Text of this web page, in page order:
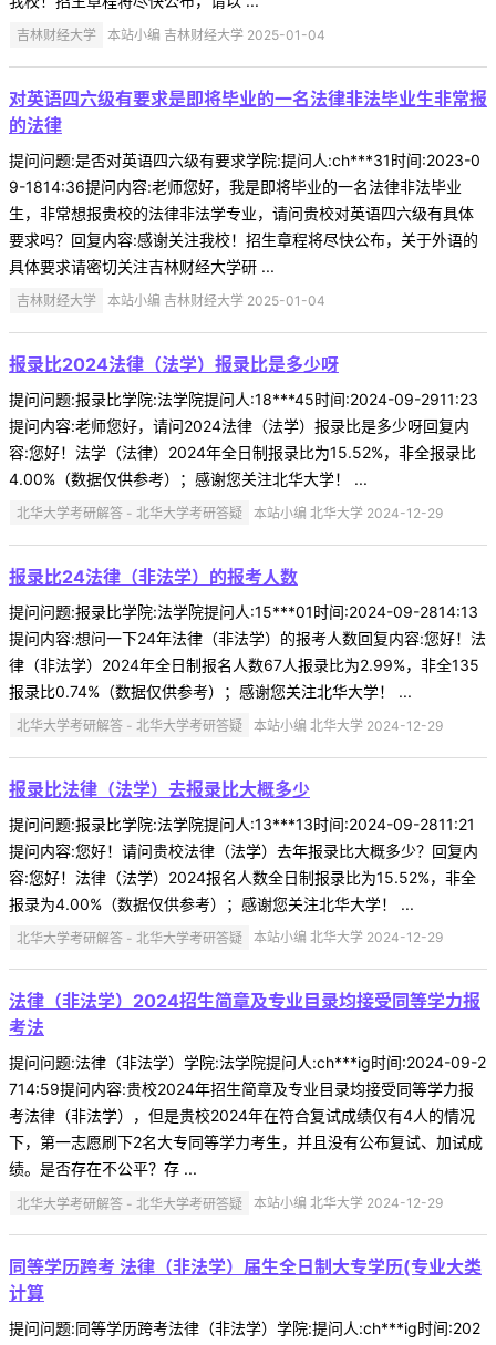
吉林财经大学 本站小编 吉林财经大学 2025-01-04
对英语四六级有要求是即将毕业的一名法律非法毕业生非常报
的法律
提问问题:是否对英语四六级有要求学院:提问人:ch***31时间:2023-0
9-1814:36提问内容:老师您好，我是即将毕业的一名法律非法毕业
生，非常想报贵校的法律非法学专业，请问贵校对英语四六级有具体
要求吗？回复内容:感谢关注我校！招生章程将尽快公布，关于外语的
具体要求请密切关注吉林财经大学研 ...
吉林财经大学 本站小编 吉林财经大学 2025-01-04
报录比2024法律（法学）报录比是多少呀
提问问题:报录比学院:法学院提问人:18***45时间:2024-09-2911:23
提问内容:老师您好，请问2024法律（法学）报录比是多少呀回复内
容:您好！法学（法律）2024年全日制报录比为15.52%，非全报录比
4.00%（数据仅供参考）；感谢您关注北华大学！ ...
北华大学考研解答 - 北华大学考研答疑 本站小编 北华大学 2024-12-29
报录比24法律（非法学）的报考人数
提问问题:报录比学院:法学院提问人:15***01时间:2024-09-2814:13
提问内容:想问一下24年法律（非法学）的报考人数回复内容:您好！法
律（非法学）2024年全日制报名人数67人报录比为2.99%，非全135
报录比0.74%（数据仅供参考）；感谢您关注北华大学！ ...
北华大学考研解答 - 北华大学考研答疑 本站小编 北华大学 2024-12-29
报录比法律（法学）去报录比大概多少
提问问题:报录比学院:法学院提问人:13***13时间:2024-09-2811:21
提问内容:您好！请问贵校法律（法学）去年报录比大概多少？回复内
容:您好！法律（法学）2024报名人数全日制报录比为15.52%，非全
报录为4.00%（数据仅供参考）；感谢您关注北华大学！ ...
北华大学考研解答 - 北华大学考研答疑 本站小编 北华大学 2024-12-29
法律（非法学）2024招生简章及专业目录均接受同等学力报
考法
提问问题:法律（非法学）学院:法学院提问人:ch***ig时间:2024-09-2
714:59提问内容:贵校2024年招生简章及专业目录均接受同等学力报
考法律（非法学），但是贵校2024年在符合复试成绩仅有4人的情况
下，第一志愿刷下2名大专同等学力考生，并且没有公布复试、加试成
绩。是否存在不公平？存 ...
北华大学考研解答 - 北华大学考研答疑 本站小编 北华大学 2024-12-29
同等学历跨考 法律（非法学）届生全日制大专学历(专业大类
计算
提问问题:同等学历跨考法律（非法学）学院:提问人:ch***ig时间:202